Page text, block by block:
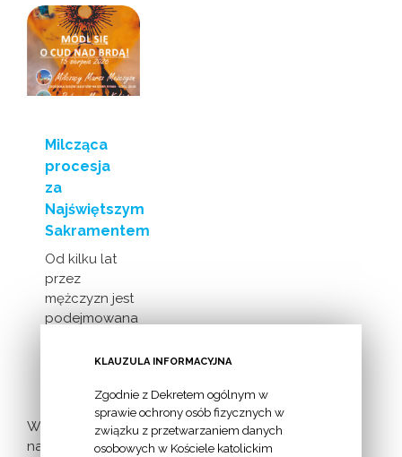
Milcząca
procesja
za
Najświętszym
Sakramentem
Od kilku lat
przez
mężczyzn jest
podejmowana
milczącej [...]
Więcej
nadchodzących
KLAUZULA INFORMACYJNA
Zgodnie z Dekretem ogólnym w
sprawie ochrony osób fizycznych w
związku z przetwarzaniem danych
osobowych w Kościele katolickim